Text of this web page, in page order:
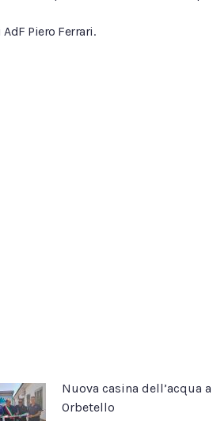
Piero Ferrari.
Nuova casina dell’acqua a
Orbetello